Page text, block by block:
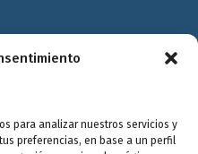
para analizar nuestros servicios y
preferencias, en base a un perfil